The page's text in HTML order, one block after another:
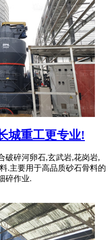
城重工更专业!
破碎河卵石,玄武岩,花岗岩,
.主要用于高品质砂石骨料的
碎作业.